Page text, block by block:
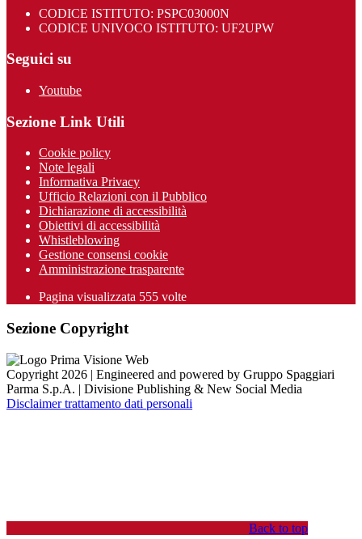
CODICE ISTITUTO: PSPC03000N
CODICE UNIVOCO ISTITUTO: UF2UPW
Seguici su
Youtube
Sezione Link Utili
Cookie policy
Note legali
Informativa Privacy
Ufficio Relazioni con il Pubblico
Dichiarazione di accessibilità
Obiettivi di accessibilità
Whistleblowing
Gestione consensi cookie
Amministrazione trasparente
Pagina visualizzata 555 volte
Sezione Copyright
Copyright 2026 | Engineered and powered by Gruppo Spaggiari
Parma S.p.A. | Divisione Publishing & New Social Media
Disclaimer trattamento dati personali
Back to top